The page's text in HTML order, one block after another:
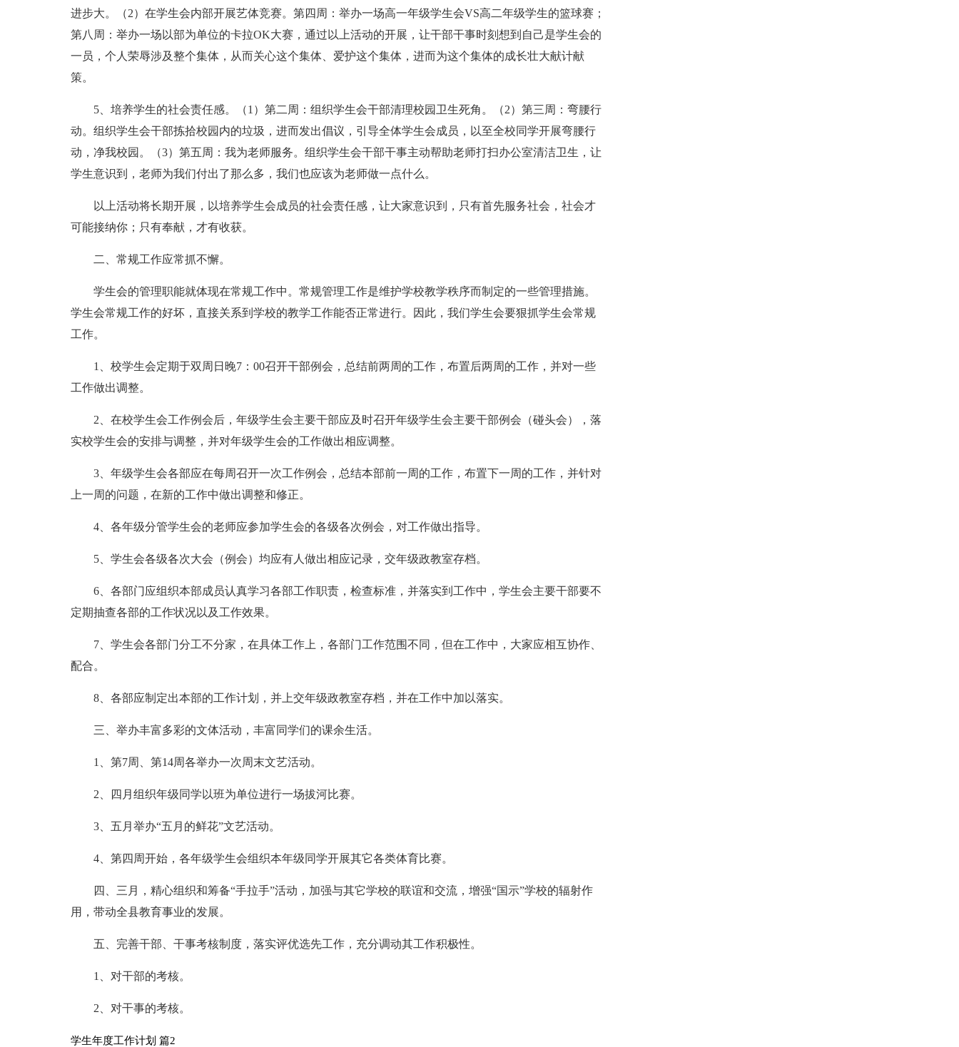
进步大。（2）在学生会内部开展艺体竞赛。第四周：举办一场高一年级学生会VS高二年级学生的篮球赛；
第八周：举办一场以部为单位的卡拉OK大赛，通过以上活动的开展，让干部干事时刻想到自己是学生会的
一员，个人荣辱涉及整个集体，从而关心这个集体、爱护这个集体，进而为这个集体的成长壮大献计献
策。
5、培养学生的社会责任感。（1）第二周：组织学生会干部清理校园卫生死角。（2）第三周：弯腰行
动。组织学生会干部拣拾校园内的垃圾，进而发出倡议，引导全体学生会成员，以至全校同学开展弯腰行
动，净我校园。（3）第五周：我为老师服务。组织学生会干部干事主动帮助老师打扫办公室清洁卫生，让
学生意识到，老师为我们付出了那么多，我们也应该为老师做一点什么。
以上活动将长期开展，以培养学生会成员的社会责任感，让大家意识到，只有首先服务社会，社会才
可能接纳你；只有奉献，才有收获。
二、常规工作应常抓不懈。
学生会的管理职能就体现在常规工作中。常规管理工作是维护学校教学秩序而制定的一些管理措施。
学生会常规工作的好坏，直接关系到学校的教学工作能否正常进行。因此，我们学生会要狠抓学生会常规
工作。
1、校学生会定期于双周日晚7：00召开干部例会，总结前两周的工作，布置后两周的工作，并对一些
工作做出调整。
2、在校学生会工作例会后，年级学生会主要干部应及时召开年级学生会主要干部例会（碰头会），落
实校学生会的安排与调整，并对年级学生会的工作做出相应调整。
3、年级学生会各部应在每周召开一次工作例会，总结本部前一周的工作，布置下一周的工作，并针对
上一周的问题，在新的工作中做出调整和修正。
4、各年级分管学生会的老师应参加学生会的各级各次例会，对工作做出指导。
5、学生会各级各次大会（例会）均应有人做出相应记录，交年级政教室存档。
6、各部门应组织本部成员认真学习各部工作职责，检查标准，并落实到工作中，学生会主要干部要不
定期抽查各部的工作状况以及工作效果。
7、学生会各部门分工不分家，在具体工作上，各部门工作范围不同，但在工作中，大家应相互协作、
配合。
8、各部应制定出本部的工作计划，并上交年级政教室存档，并在工作中加以落实。
三、举办丰富多彩的文体活动，丰富同学们的课余生活。
1、第7周、第14周各举办一次周末文艺活动。
2、四月组织年级同学以班为单位进行一场拔河比赛。
3、五月举办“五月的鲜花”文艺活动。
4、第四周开始，各年级学生会组织本年级同学开展其它各类体育比赛。
四、三月，精心组织和筹备“手拉手”活动，加强与其它学校的联谊和交流，增强“国示”学校的辐射作
用，带动全县教育事业的发展。
五、完善干部、干事考核制度，落实评优选先工作，充分调动其工作积极性。
1、对干部的考核。
2、对干事的考核。
学生年度工作计划 篇2